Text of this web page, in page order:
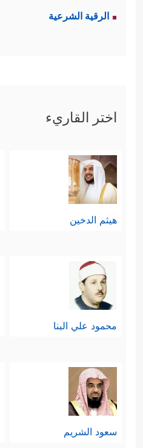
الرقية الشرعية
اختر القاريء
هيثم الدخين
محمود علي البنا
سعود الشريم